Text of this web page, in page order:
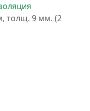
толщ. 9 мм. (2